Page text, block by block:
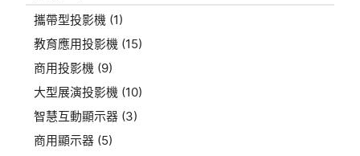
攜帶型投影機 (1)
教育應用投影機 (15)
商用投影機 (9)
大型展演投影機 (10)
智慧互動顯示器 (3)
商用顯示器 (5)